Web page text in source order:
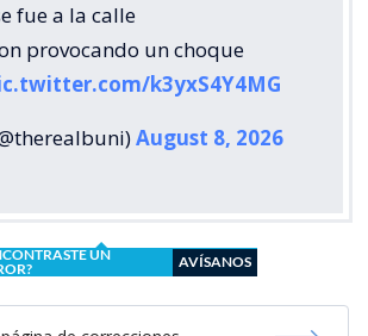
fue a la calle
provocando un choque
k3yxS4Y4MG
August 8, 2026
UN
AVÍSANOS